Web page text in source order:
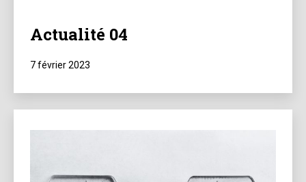
Actualité 04
Publié
7 février 2023